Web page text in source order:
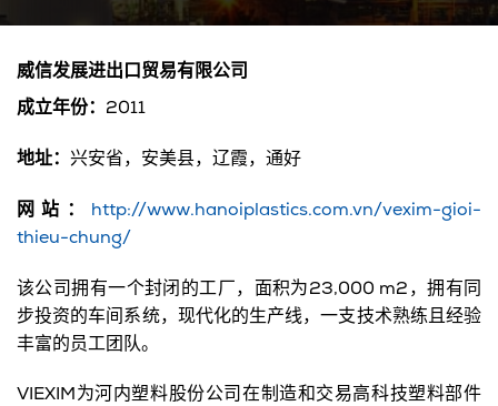
威信发展进出口贸易有限公司
成立年份： 2011
地址： 兴安省，安美县，辽霞，通好
网站：
http://www.hanoiplastics.com.vn/vexim-gioi-
thieu-chung/
该公司拥有一个封闭的工厂，面积为23,000 m2，拥有同
步投资的车间系统，现代化的生产线，一支技术熟练且经验
丰富的员工团队。
VIEXIM为河内塑料股份公司在制造和交易高科技塑料部件